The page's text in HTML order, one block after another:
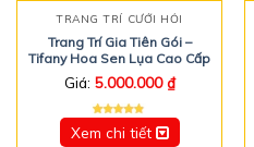
TRANG TRÍ CƯỚI HỎI
Trang Trí Gia Tiên Gói –
Tifany Hoa Sen Lụa Cao Cấp
Giá: 5.000.000₫
Xem chi tiết